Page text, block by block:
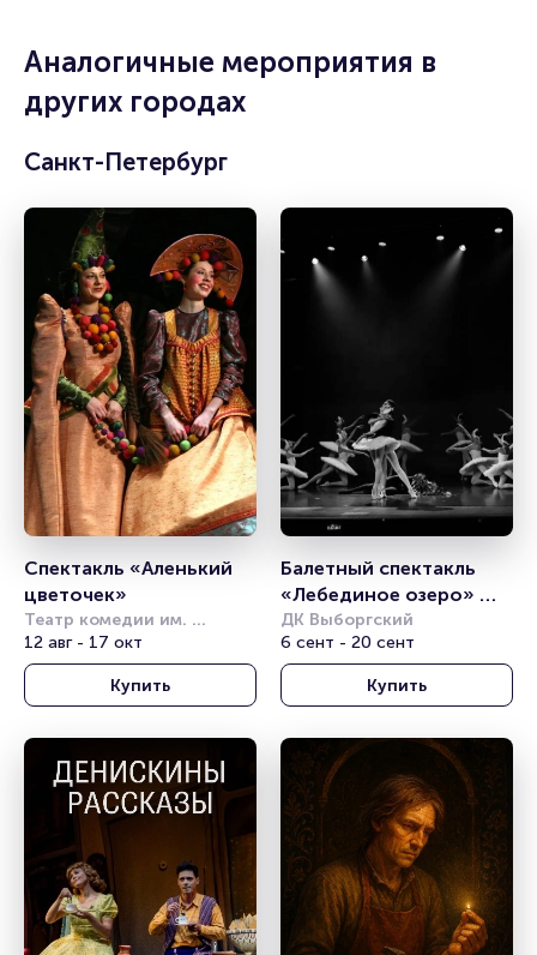
Аналогичные мероприятия в
других городах
Санкт-Петербург
Спектакль «Аленький
цветочек»
Театр комедии им.
Акимова
12 авг - 17 окт
Купить
Балетный спектакль
«Лебединое озеро»
(Гастроли Театра
ДК Выборгский
6 сент - 20 сент
Купить